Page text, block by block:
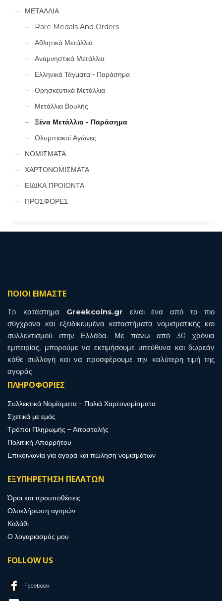
ΜΕΤΑΛΛΙΑ
Rare Medals And Orders
Αθλητικά Μετάλλια
Αναμνηστικά Μετάλλια
Ελληνικά Τάγματα - Παράσημα
Θρησκευτικά Μετάλλια
Μετάλλια Βουλής
Ξένα Μετάλλια - Παράσημα
Ολυμπιακοί Αγώνες
ΝΟΜΙΣΜΑΤΑ
ΧΑΡΤΟΝΟΜΙΣΜΑΤΑ
ΕΙΔΙΚΑ ΠΡΟΙΟΝΤΑ
ΠΡΟΣΦΟΡΕΣ
ΠΟΙΟΙ ΕΙΜΑΣΤΕ
To κατάστημα Greekcoins.gr είναι ένα από το πιο
σύγχρονα και εξειδικευμένα καταστήματα νομισματικής και
συλλεκτισμού στην Ελλάδα. Με πάνω από 30 χρόνια
εμπειρίας, μπορούμε να εκτιμήσουμε υπεύθυνα και δωρεάν
κάθε συλλογή και να προσφέρουμε την καλύτερη τιμή της
αγοράς.
ΠΛΗΡΟΦΟΡΙΕΣ
Συλλεκτικά Νομίσματα – Παλιά Χαρτονομίσματα
Σχετικά με εμάς
Τρόποι Πληρωμής – Αποστολής
Πολιτική Απορρήτου
Επικοινωνία για αγορά και πώληση νομισμάτων
ΕΞΥΠΗΡΕΤΗΣΗ ΠΕΛΑΤΩΝ
Όροι και προυποθέσεις
Ολοκλήρωση αγορών
Καλάθι
Ο λογαριασμός μου
FOLLOW US
Facebook